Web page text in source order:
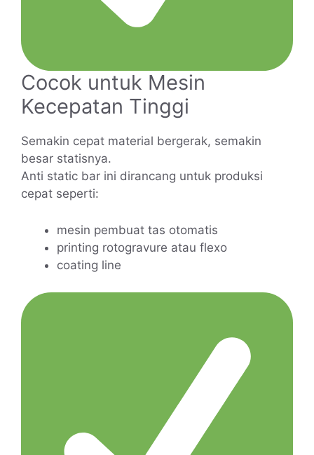
Cocok untuk Mesin
Kecepatan Tinggi
Semakin cepat material bergerak, semakin
besar statisnya.
Anti static bar ini dirancang untuk produksi
cepat seperti:
mesin pembuat tas otomatis
printing rotogravure atau flexo
coating line